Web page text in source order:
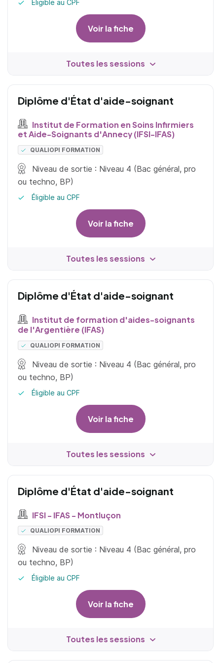
Éligible au CPF
Voir la fiche
Toutes les sessions
Diplôme d'État d'aide-soignant
Institut de Formation en Soins Infirmiers
et Aide-Soignants d'Annecy (IFSI-IFAS)
QUALIOPI FORMATION
Niveau de sortie : Niveau 4 (Bac général, pro
ou techno, BP)
Éligible au CPF
Voir la fiche
Toutes les sessions
Diplôme d'État d'aide-soignant
Institut de formation d'aides-soignants
de l'Argentière (IFAS)
QUALIOPI FORMATION
Niveau de sortie : Niveau 4 (Bac général, pro
ou techno, BP)
Éligible au CPF
Voir la fiche
Toutes les sessions
Diplôme d'État d'aide-soignant
IFSI - IFAS - Montluçon
QUALIOPI FORMATION
Niveau de sortie : Niveau 4 (Bac général, pro
ou techno, BP)
Éligible au CPF
Voir la fiche
Toutes les sessions